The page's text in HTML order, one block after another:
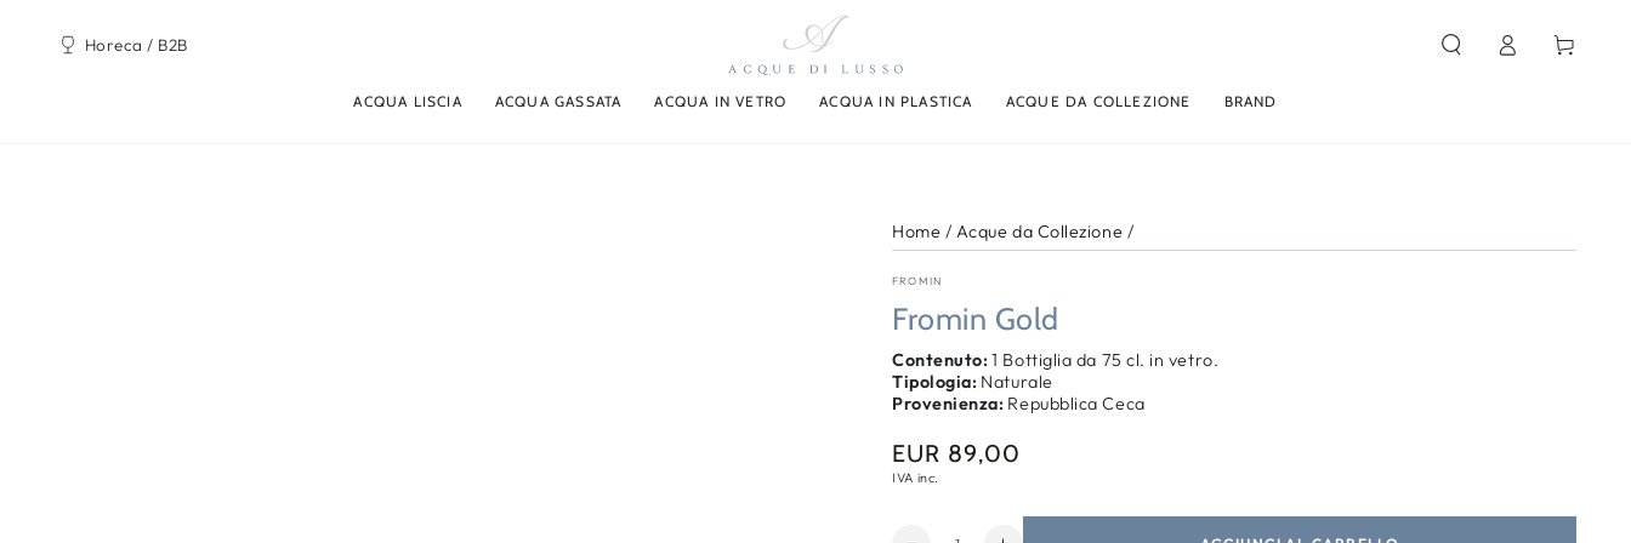
Horeca / B2B
ACQUA LISCIA ACQUA GASSATA ACQUA IN VETRO ACQUA IN PLASTICA ACQUE DA COLLEZIONE BRAND
Accesso Carello
Home / Acque da Collezione /
FROMIN
Fromin Gold
Contenuto:1 Bottiglia da 75 cl. in vetro.
Tipologia: Naturale
Provenienza: Repubblica Ceca
Prezzo
regolare
EUR 89,00
IVA inc.